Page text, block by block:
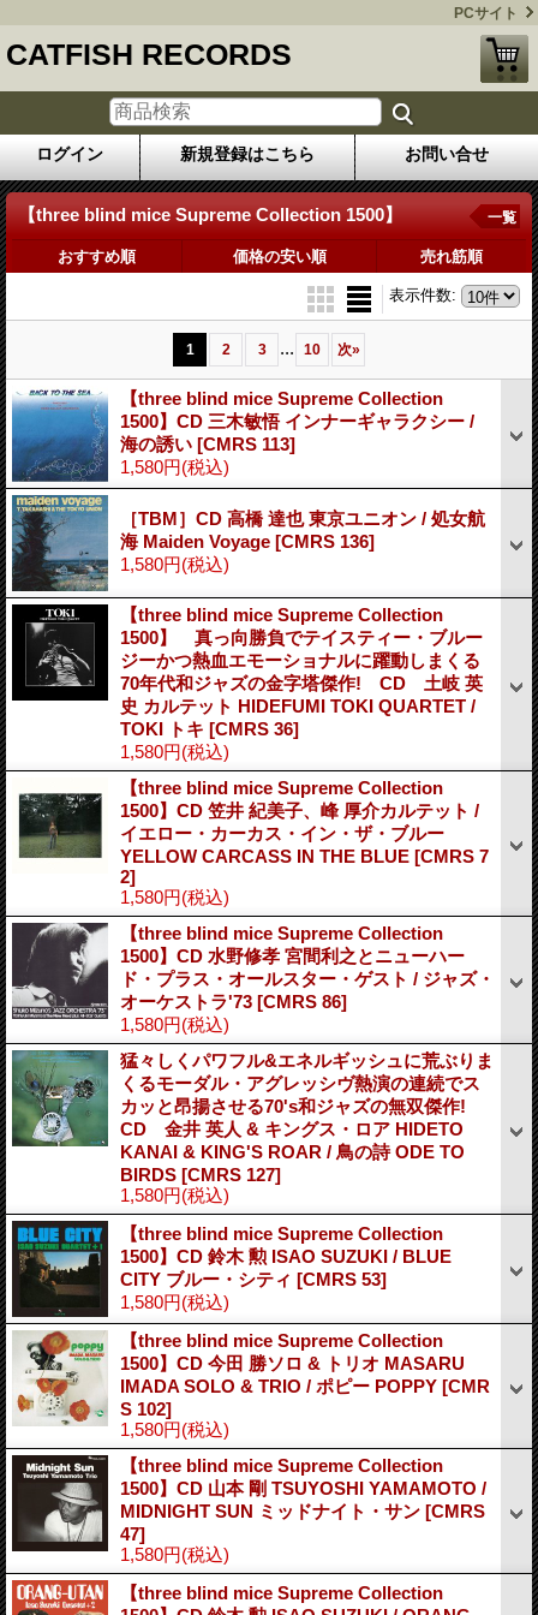
PCサイト
CATFISH RECORDS
ログイン 新規登録はこちら お問い合せ
【three blind mice Supreme Collection 1500】 一覧
おすすめ順 価格の安い順 売れ筋順
表示件数:
1 2 3 ... 10 次»
【three blind mice Supreme Collection
1500】CD 三木敏悟 インナーギャラクシー /
海の誘い [CMRS 113]
1,580円(税込)
［TBM］CD 高橋 達也 東京ユニオン / 処女航
海 Maiden Voyage [CMRS 136]
1,580円(税込)
【three blind mice Supreme Collection
1500】 真っ向勝負でテイスティー・ブルー
ジーかつ熱血エモーショナルに躍動しまくる
70年代和ジャズの金字塔傑作! CD 土岐 英
史 カルテット HIDEFUMI TOKI QUARTET /
TOKI トキ [CMRS 36]
1,580円(税込)
【three blind mice Supreme Collection
1500】CD 笠井 紀美子、峰 厚介カルテット /
イエロー・カーカス・イン・ザ・ブルー
YELLOW CARCASS IN THE BLUE [CMRS 7
2]
1,580円(税込)
【three blind mice Supreme Collection
1500】CD 水野修孝 宮間利之とニューハー
ド・プラス・オールスター・ゲスト / ジャズ・
オーケストラ'73 [CMRS 86]
1,580円(税込)
猛々しくパワフル&エネルギッシュに荒ぶりま
くるモーダル・アグレッシヴ熱演の連続でス
カッと昂揚させる70's和ジャズの無双傑作!
CD 金井 英人 & キングス・ロア HIDETO
KANAI & KING'S ROAR / 鳥の詩 ODE TO
BIRDS [CMRS 127]
1,580円(税込)
【three blind mice Supreme Collection
1500】CD 鈴木 勲 ISAO SUZUKI / BLUE
CITY ブルー・シティ [CMRS 53]
1,580円(税込)
【three blind mice Supreme Collection
1500】CD 今田 勝ソロ & トリオ MASARU
IMADA SOLO & TRIO / ポピー POPPY [CMR
S 102]
1,580円(税込)
【three blind mice Supreme Collection
1500】CD 山本 剛 TSUYOSHI YAMAMOTO /
MIDNIGHT SUN ミッドナイト・サン [CMRS
47]
1,580円(税込)
【three blind mice Supreme Collection